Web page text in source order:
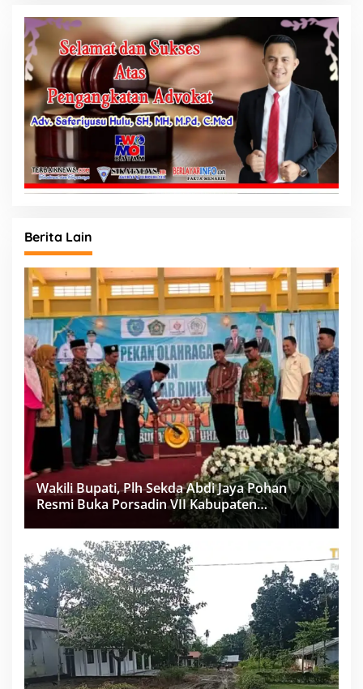
Berita Lain
Wakili Bupati, Plh Sekda Abdi Jaya Pohan
Resmi Buka Porsadin VII Kabupaten